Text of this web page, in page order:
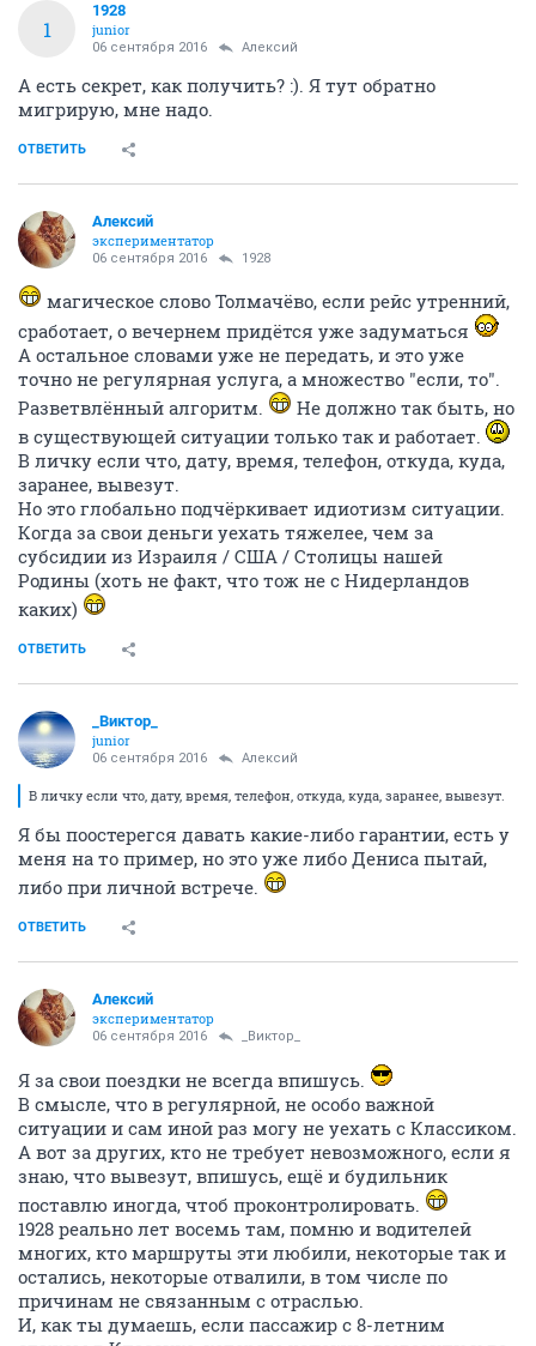
1
1928
junior
06 сентября 2016 Алексий
А есть секрет, как получить? :). Я тут обратно
мигрирую, мне надо.
ОТВЕТИТЬ
Алексий
экспериментатор
06 сентября 2016 1928
магическое слово Толмачёво, если рейс утренний,
сработает, о вечернем придётся уже задуматься
А остальное словами уже не передать, и это уже
точно не регулярная услуга, а множество "если, то".
Разветвлённый алгоритм.
Не должно так быть, но
в существующей ситуации только так и работает.
В личку если что, дату, время, телефон, откуда, куда,
заранее, вывезут.
Но это глобально подчёркивает идиотизм ситуации.
Когда за свои деньги уехать тяжелее, чем за
субсидии из Израиля / США / Столицы нашей
Родины (хоть не факт, что тож не с Нидерландов
каких)
ОТВЕТИТЬ
_Виктор_
juniоr
06 сентября 2016 Алексий
В личку если что, дату, время, телефон, откуда, куда, заранее, вывезут.
Я бы поостерегся давать какие-либо гарантии, есть у
меня на то пример, но это уже либо Дениса пытай,
либо при личной встрече.
ОТВЕТИТЬ
Алексий
экспериментатор
06 сентября 2016 _Виктор_
Я за свои поездки не всегда впишусь.
В смысле, что в регулярной, не особо важной
ситуации и сам иной раз могу не уехать с Классиком.
А вот за других, кто не требует невозможного, если я
знаю, что вывезут, впишусь, ещё и будильник
поставлю иногда, чтоб проконтролировать.
1928 реально лет восемь там, помню и водителей
многих, кто маршруты эти любили, некоторые так и
остались, некоторые отвалили, в том числе по
причинам не связанным с отраслью.
И, как ты думаешь, если пассажир с 8-летним